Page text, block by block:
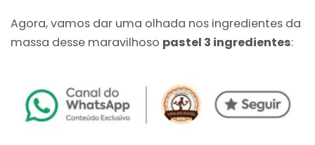
Agora, vamos dar uma olhada nos ingredientes da
massa desse maravilhoso pastel 3 ingredientes: